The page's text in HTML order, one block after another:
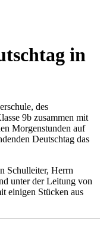
in
des
9b zusammen mit
Morgenstunden auf
Deutschtag das
Schulleiter, Herrn
unter der Leitung von
einigen Stücken aus